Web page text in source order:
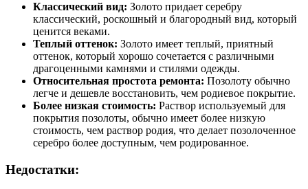
Классический вид: Золото придает серебру
классический, роскошный и благородный вид, который
ценится веками.
Теплый оттенок: Золото имеет теплый, приятный
оттенок, который хорошо сочетается с различными
драгоценными камнями и стилями одежды.
Относительная простота ремонта: Позолоту обычно
легче и дешевле восстановить, чем родиевое покрытие.
Более низкая стоимость: Раствор используемый для
покрытия позолоты, обычно имеет более низкую
стоимость, чем раствор родия, что делает позолоченное
серебро более доступным, чем родированное.
Недостатки: